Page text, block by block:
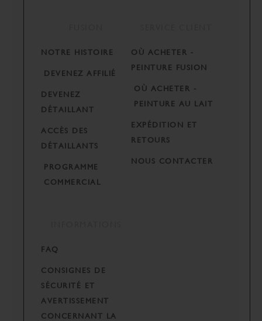
NOTRE HISTOIRE
DEVENEZ AFFILIÉ
DEVENEZ
DÉTAILLANT
ACCÈS DES
DÉTAILLANTS
PROGRAMME
COMMERCIAL
OÙ ACHETER -
PEINTURE FUSION
OÙ ACHETER -
PEINTURE AU LAIT
EXPÉDITION ET
RETOURS
NOUS CONTACTER
FAQ
CONSIGNES DE
SÉCURITÉ ET
AVERTISSEMENT
CONCERNANT LA